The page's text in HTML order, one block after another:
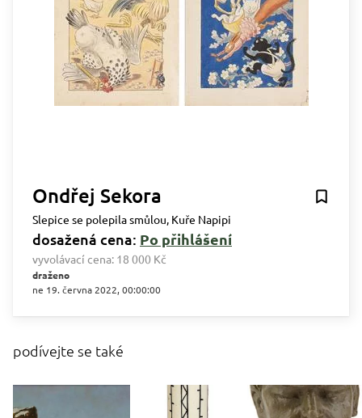
Ondřej Sekora
Slepice se polepila smůlou, Kuře Napipi
dosažená cena: Po přihlášení
vyvolávací cena: 18 000 Kč
draženo
ne 19. června 2022, 00:00:00
podívejte se také